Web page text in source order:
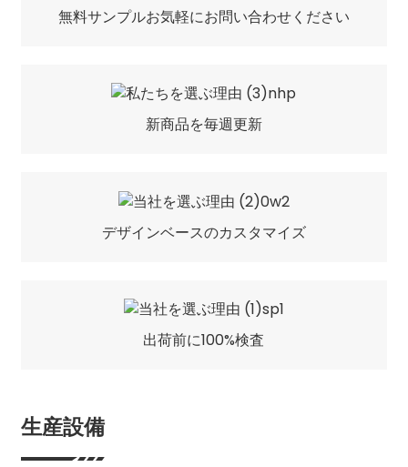
無料サンプルお気軽にお問い合わせください
新商品を毎週更新
デザインベースのカスタマイズ
出荷前に100%検査
生産設備